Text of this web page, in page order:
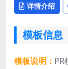
详情介绍
模板信息
模板说明： PR